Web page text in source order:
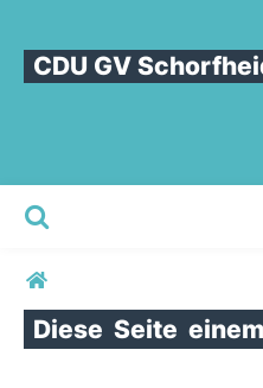
CDU GV
Sie sind hier
Diese Seite einem